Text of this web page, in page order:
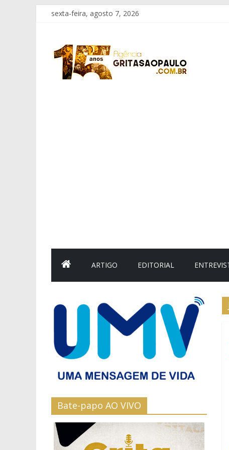
Pular
conteúdo
sexta-feira, agosto 7, 2026
Grita
São
ARTIGO EDITORIAL
Bate-papo AO VIVO